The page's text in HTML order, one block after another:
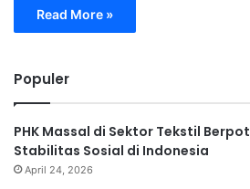
Read More »
Populer
PHK Massal di Sektor Tekstil
Stabilitas Sosial di Indonesia
April 24, 2026